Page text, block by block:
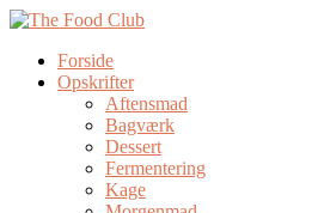
Forside
Opskrifter
Aftensmad
Bagværk
Dessert
Fermentering
Kage